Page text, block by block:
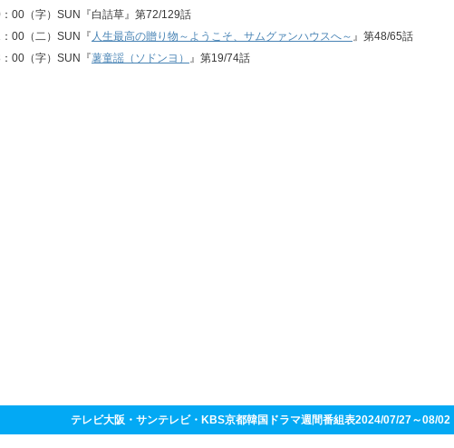
00（字）SUN『白詰草』第72/129話
00（二）SUN『 人生最高の贈り物～ようこそ、サムグァンハウスへ～ 』第48/65話
00（字）SUN『薯童謡（ソドンヨ） 』第19/74話
テレビ大阪・サンテレビ・KBS京都韓国ドラマ週間番組表2024/07/27～08/02